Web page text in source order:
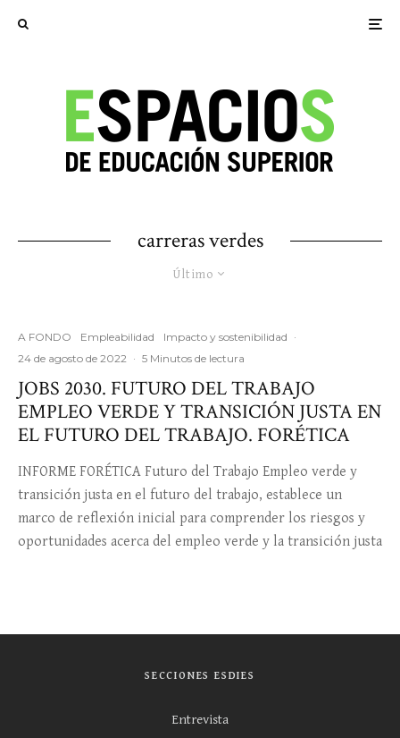
carreras verdes
Último
A FONDO Empleabilidad Impacto y sostenibilidad ·
24 de agosto de 2022 · 5 Minutos de lectura
JOBS 2030. FUTURO DEL TRABAJO
EMPLEO VERDE Y TRANSICIÓN JUSTA EN
EL FUTURO DEL TRABAJO. FORÉTICA
INFORME FORÉTICA Futuro del Trabajo Empleo verde y
transición justa en el futuro del trabajo, establece un
marco de reflexión inicial para comprender los riesgos y
oportunidades acerca del empleo verde y la transición justa
SECCIONES ESDIES
Entrevista